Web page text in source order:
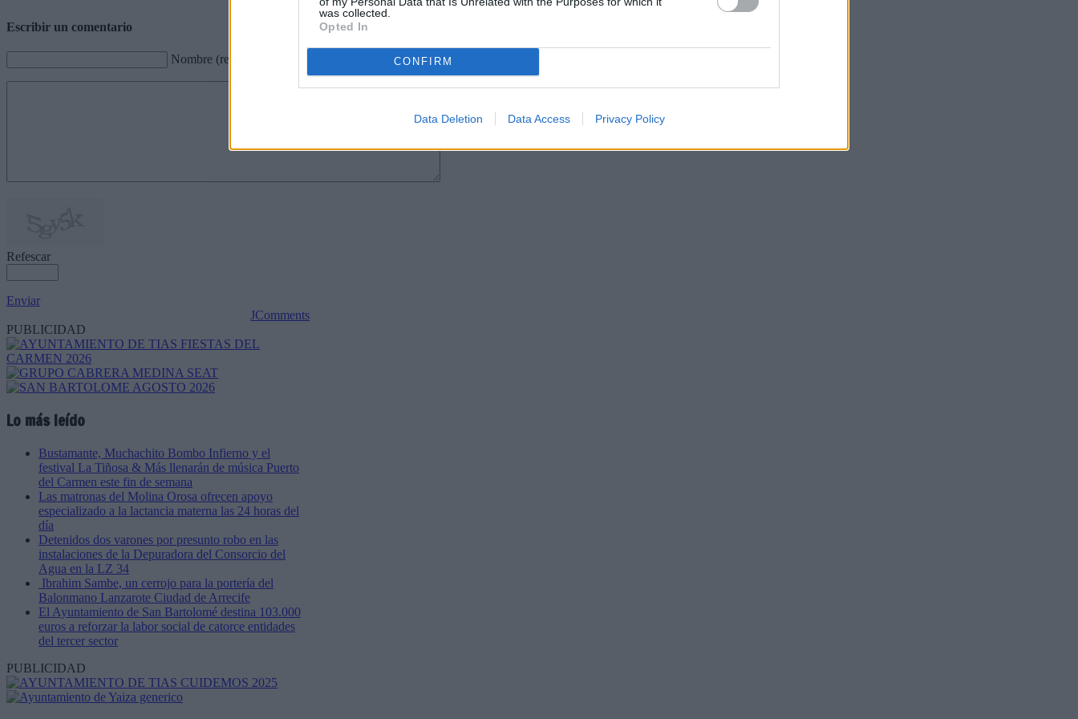
was collected.
Opted In
CONFIRM
Data Deletion Data Access Privacy Policy
Escribir un comentario
Nombre (requerido)
Refescar
Enviar
JComments
PUBLICIDAD
Lo más leído
Bustamante, Muchachito Bombo Infierno y el
festival La Tiñosa & Más llenarán de música Puerto
del Carmen este fin de semana
Las matronas del Molina Orosa ofrecen apoyo
especializado a la lactancia materna las 24 horas del
día
Detenidos dos varones por presunto robo en las
instalaciones de la Depuradora del Consorcio del
Agua en la LZ 34
Ibrahim Sambe, un cerrojo para la portería del
Balonmano Lanzarote Ciudad de Arrecife
El Ayuntamiento de San Bartolomé destina 103.000
euros a reforzar la labor social de catorce entidades
del tercer sector
PUBLICIDAD